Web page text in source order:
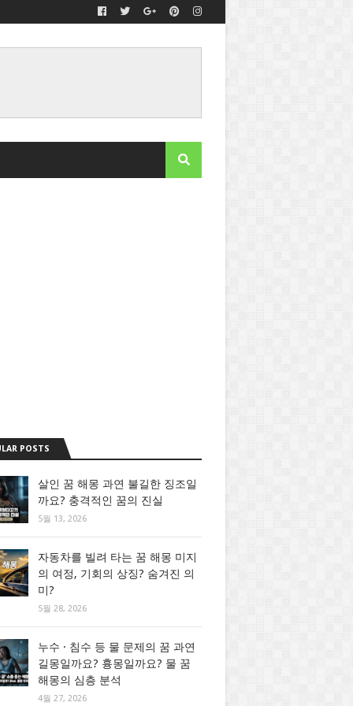
POSTS
살인 꿈 해몽 과연 불길한 징조일
까요? 충격적인 꿈의 진실
5월 13, 2026
자동차를 빌려 타는 꿈 해몽 미지
의 여정, 기회의 상징? 숨겨진 의
미?
5월 28, 2026
누수 · 침수 등 물 문제의 꿈 과연
길몽일까요? 흉몽일까요? 물 꿈
해몽의 심층 분석
4월 27, 2026